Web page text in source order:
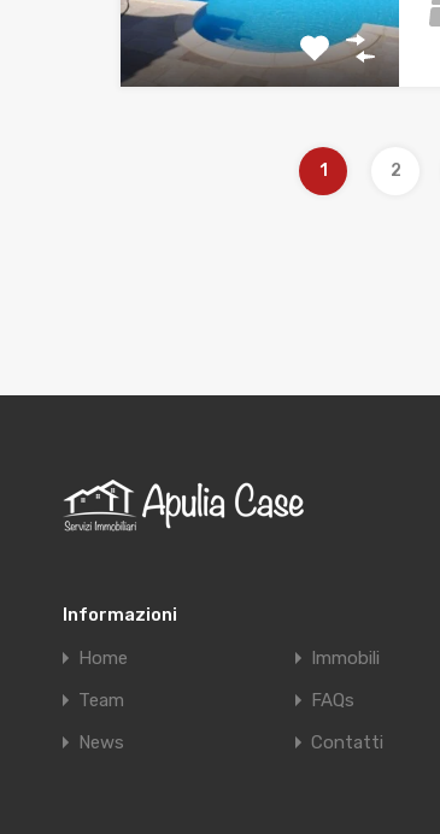
1 2
Informazioni
Home
Immobili
Team
FAQs
News
Contatti